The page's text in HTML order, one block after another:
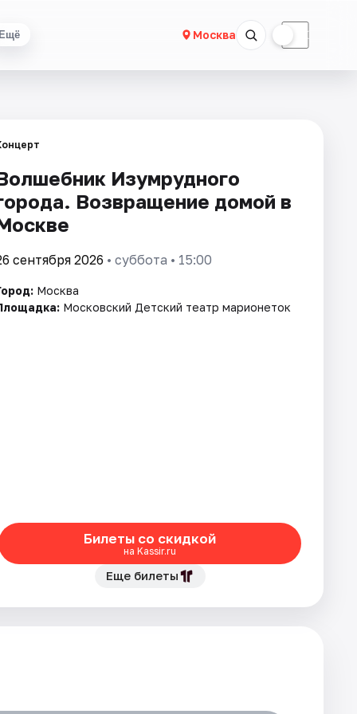
Москва ☾
Изумрудного
Возвращение домой в
сентября 2026 • суббота • 15:00
Москва
Московский Детский театр марионеток
Билеты со скидкой
на Kassir.ru
Еще билеты